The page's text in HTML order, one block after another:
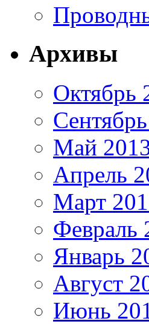
Архивы
Октябрь
Май
Апрель
Март
Февраль
Январь
Август
Июнь